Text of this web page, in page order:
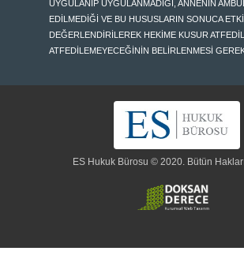
UYGULANIP UYGULANMADIĞI, ANNENİN
EDİLMEDİĞİ VE BU HUSUSLARIN SONUCA
DEĞERLENDİRİLEREK HEKİME KUSUR
ATFEDİLEMEYECEĞİNİN BELİRLENMESİ
ES Hukuk Bürosu © 2020. Bütün Hakları